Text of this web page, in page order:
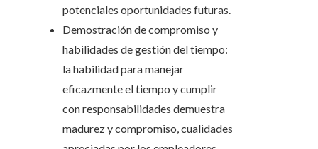
potenciales oportunidades futuras.
Demostración de compromiso y
habilidades de gestión del tiempo:
la habilidad para manejar
eficazmente el tiempo y cumplir
con responsabilidades demuestra
madurez y compromiso, cualidades